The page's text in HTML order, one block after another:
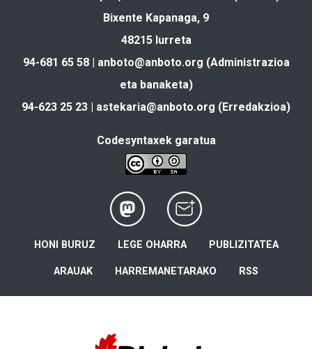
Bixente Kapanaga, 9
48215 Iurreta
94-681 65 58 | anboto@anboto.org (Administrazioa
eta banaketa)
94-623 25 23 | astekaria@anboto.org (Erredakzioa)
Codesyntaxek garatua
HONI BURUZ LEGE OHARRA PUBLIZITATEA
ARAUAK HARREMANETARAKO RSS